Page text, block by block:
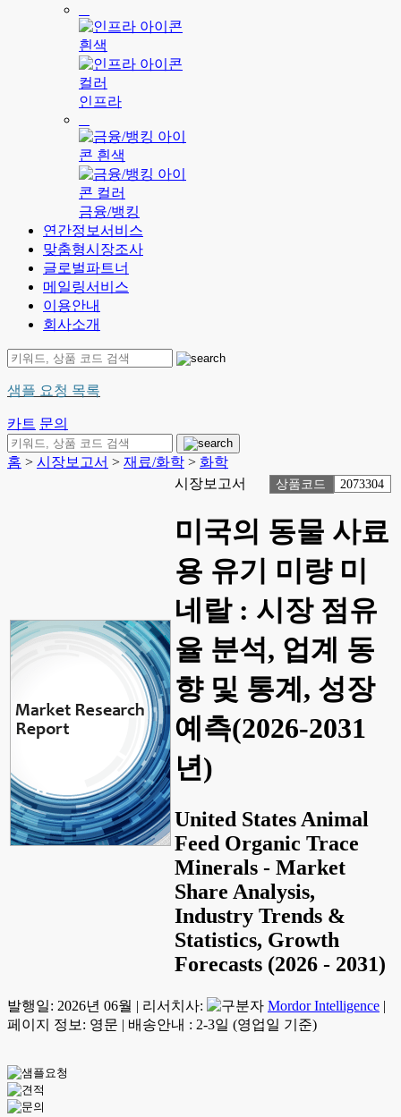
인프라
금융/뱅킹
연간정보서비스
맞춤형시장조사
글로벌파트너
메일링서비스
이용안내
회사소개
샘플 요청 목록
카트 문의
홈 > 시장보고서 > 재료/화학 > 화학
시장보고서
상품코드 2073304
미국의 동물 사료
용 유기 미량 미
네랄 : 시장 점유
율 분석, 업계 동
향 및 통계, 성장
예측(2026-2031
년)
United States Animal
Feed Organic Trace
Minerals - Market
Share Analysis,
Industry Trends &
Statistics, Growth
Forecasts (2026 - 2031)
발행일: 2026년 06월 | 리서치사: Mordor Intelligence |
페이지 정보: 영문 | 배송안내 : 2-3일 (영업일 기준)